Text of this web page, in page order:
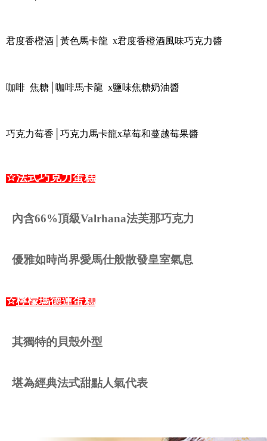
君度香橙酒│黃色馬卡龍 x君度香橙酒風味巧克力醬
咖啡 焦糖│咖啡馬卡龍 x鹽味焦糖奶油醬
巧克力莓香│巧克力馬卡龍x草莓和蔓越莓果醬
☆法式巧克力蛋糕
內含66%頂級Valrhana法芙那巧克力
優雅如時尚界愛馬仕般散發皇室氣息
☆檸檬瑪德蓮蛋糕
其獨特的貝殼外型
堪為經典法式甜點人氣代表